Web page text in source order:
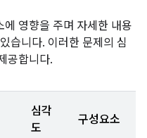
영향을 주며 자세한 내용
습니다. 이러한 문제의 심
공합니다.
심각
도
구성요소